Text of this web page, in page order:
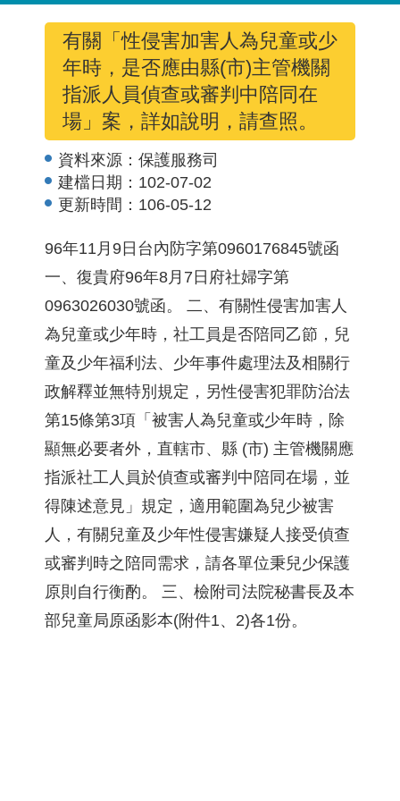
有關「性侵害加害人為兒童或少
年時，是否應由縣(市)主管機關
指派人員偵查或審判中陪同在
場」案，詳如說明，請查照。
資料來源： 保護服務司
建檔日期： 102-07-02
更新時間： 106-05-12
96年11月9日台內防字第0960176845號函
一、復貴府96年8月7日府社婦字第
0963026030號函。 二、有關性侵害加害人
為兒童或少年時，社工員是否陪同乙節，兒
童及少年福利法、少年事件處理法及相關行
政解釋並無特別規定，另性侵害犯罪防治法
第15條第3項「被害人為兒童或少年時，除
顯無必要者外，直轄市、縣 (市) 主管機關應
指派社工人員於偵查或審判中陪同在場，並
得陳述意見」規定，適用範圍為兒少被害
人，有關兒童及少年性侵害嫌疑人接受偵查
或審判時之陪同需求，請各單位秉兒少保護
原則自行衡酌。 三、檢附司法院秘書長及本
部兒童局原函影本(附件1、2)各1份。